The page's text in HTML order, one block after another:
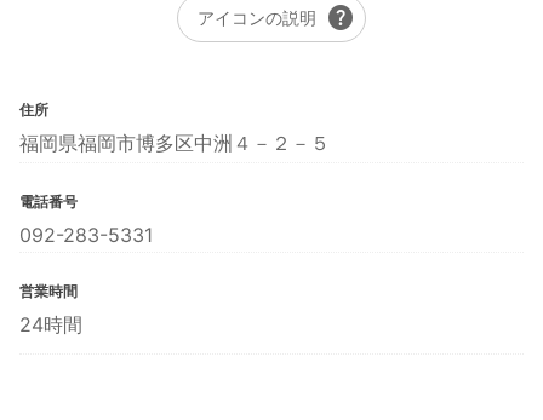
アイコンの説明 help
住所
福岡県福岡市博多区中洲４－２－５
電話番号
092-283-5331
営業時間
24時間